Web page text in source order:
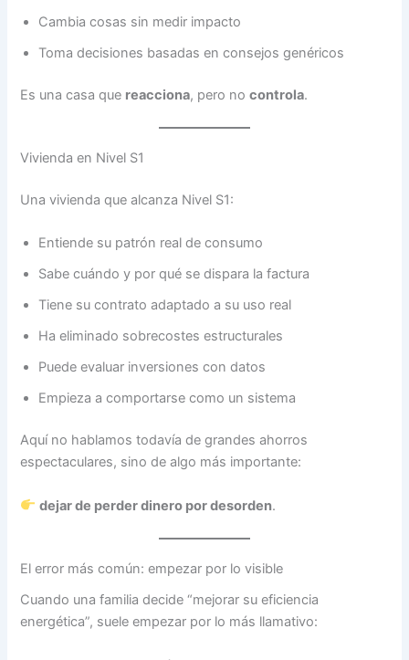
Cambia cosas sin medir impacto
Toma decisiones basadas en consejos genéricos
Es una casa que reacciona, pero nocontrola.
Vivienda en Nivel S1
Una vivienda que alcanza Nivel S1:
Entiende su patrón real de consumo
Sabe cuándo y por qué se dispara la factura
Tiene su contrato adaptado a su uso real
Ha eliminado sobrecostes estructurales
Puede evaluar inversiones con datos
Empieza a comportarse como un sistema
Aquí no hablamos todavía de grandes ahorros
espectaculares, sino de algo más importante:
dejar de perder dinero por desorden.
El error más común: empezar por lo visible
Cuando una familia decide “mejorar su eficiencia
energética”, suele empezar por lo más llamativo: